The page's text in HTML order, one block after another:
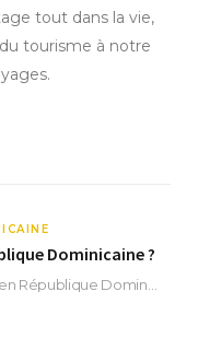
tout dans la vie,
tourisme à notre
Dominicaine ?